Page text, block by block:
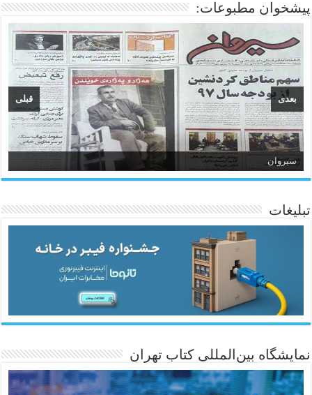
پیشخوان مطبوعات:
سیروان
ئاژانسی هەواڵی مێهر
قبلی بعدی
تبلیغات
نمایشگاه بین‌المللی کتاب تهران